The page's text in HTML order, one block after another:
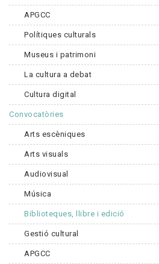
APGCC
Polítiques culturals
Museus i patrimoni
La cultura a debat
Cultura digital
Convocatòries
Arts escèniques
Arts visuals
Audiovisual
Música
Biblioteques, llibre i edició
Gestió cultural
APGCC